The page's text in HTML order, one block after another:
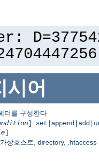
시어
더를 구성한다
]
]
상호스트, directory, .htaccess